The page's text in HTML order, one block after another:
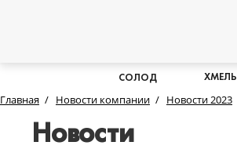
СОЛОД ХМЕЛЬ
Главная Новости компании Новости 2023
Новости